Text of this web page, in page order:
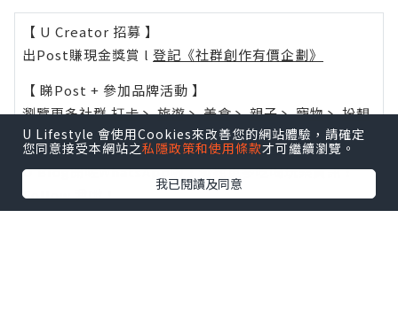
【 U Creator 招募 】
出Post賺現金獎賞 l 登記《社群創作有價企劃》
【 睇Post + 參加品牌活動 】
瀏覽更多社群打卡丶旅遊丶美食丶親子丶寵物丶扮靚
攻略及活動情報
U Blog開咗WhatsApp啦！發掘更多吃喝玩樂資訊！
Follow 我哋！
U Lifestyle 會使用Cookies來改善您的網站體驗，請確定
您同意接受本網站之私隱政策和使用條款才可繼續瀏覽。
我已閱讀及同意